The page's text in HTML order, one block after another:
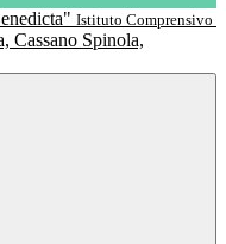
Istituto Comprensivo
Cassano Spinola,